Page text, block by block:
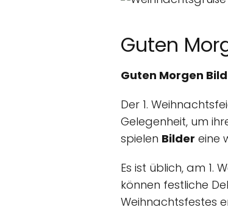
Guten
Guten Morgen
Der 1.
Gelegenheit, um
spielen Bilder eine
Es ist üblich, am 1.
können festliche
Weihnachtsfestes